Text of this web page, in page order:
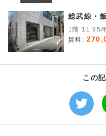
総武線・
1階
賃料:
この